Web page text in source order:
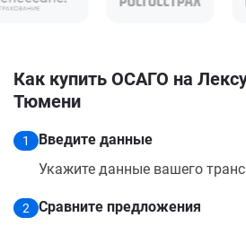
Как купить ОСАГО на
Тюмени
1
Введите данные
Укажите данные вашего
2
Сравните предложения